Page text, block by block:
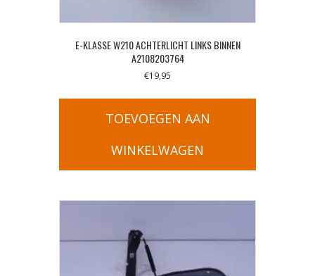
E-KLASSE W210 ACHTERLICHT LINKS BINNEN
A2108203764
€19,95
TOEVOEGEN AAN
WINKELWAGEN